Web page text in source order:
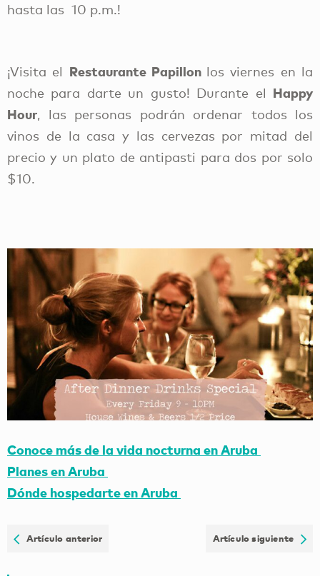
hasta las 10 p.m.!
¡Visita el Restaurante Papillon los viernes en la
noche para darte un gusto! Durante el Happy
Hour, las personas podrán ordenar todos los
vinos de la casa y las cervezas por mitad del
precio y un plato de antipasti para dos por solo
$10.
Conoce más de la vida nocturna en Aruba
Planes en Aruba
Dónde hospedarte en Aruba
Artículo anterior Artículo siguiente